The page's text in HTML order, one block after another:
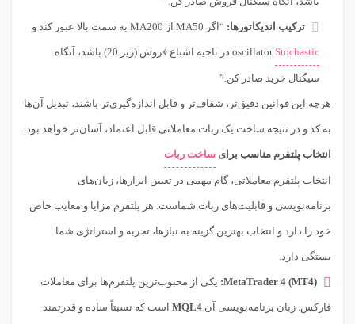
ترکیب اندیکاتورها: “اگر MA50 از MA200 به سمت بالا عبور کند و
Stochastic oscillator در ناحیه اشباع فروش (زیر 20) باشد، آنگاه
سیگنال خرید صادر کن.”
هرچه این قوانین دقیق‌تر، شفاف‌تر و قابل اندازه‌گیری‌تر باشند، تبدیل آن‌ها
به کد و در نتیجه ساخت یک ربات معاملاتی قابل اعتماد، آسان‌تر خواهد بود.
انتخاب پلتفرم مناسب برای ساخت ربات
انتخاب پلتفرم معاملاتی، گام مهمی در تعیین ابزارها، زبان‌های
برنامه‌نویسی و قابلیت‌های ربات شماست. هر پلتفرم مزایا و معایب خاص
خود را دارد و انتخاب بهترین گزینه به نیازها، تجربه و استراتژی شما
بستگی دارد.
MetaTrader 4 (MT4): یکی از محبوب‌ترین پلتفرم‌ها برای معاملات
فارکس. زبان برنامه‌نویسی آن MQL4 است که نسبتاً ساده و قدرتمند